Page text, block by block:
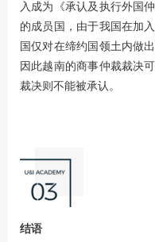
入成为《承认及执行外国
的成员国，由于我国在加
国仅对在缔约国领土内做
因此越南的商事仲裁裁决
裁决则不能被承认。
结语